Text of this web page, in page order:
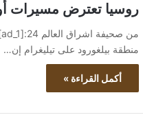
روسيا تعترض مسيرات
منطقة بيلغورود على تيليغرام إن…
أكمل القراءة »